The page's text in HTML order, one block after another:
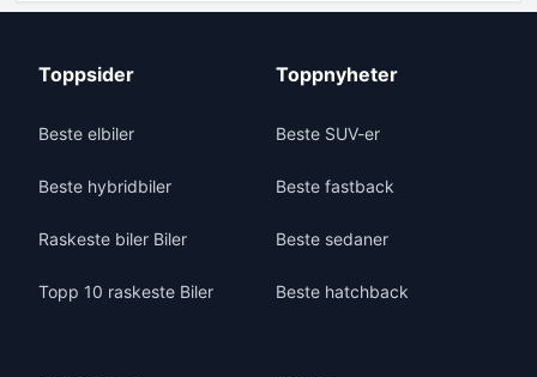
Toppsider
Beste elbiler
Beste hybridbiler
Raskeste biler Biler
Topp 10 raskeste Biler
Toppnyheter
Beste SUV-er
Beste fastback
Beste sedaner
Beste hatchback